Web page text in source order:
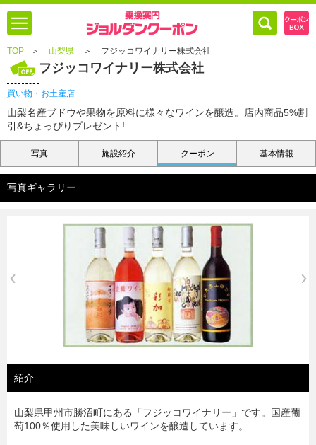
TOP ＞ 山梨県 ＞ フジッコワイナリー株式会社
フジッコワイナリー株式会社
買い物・お土産店
山梨名産ブドウや果物を原料に様々なワインを醸造。店内商品5%割
引&ちょっぴりプレゼント!
写真 施設紹介 クーポン 基本情報
写真ギャラリー
紹介
山梨県甲州市勝沼町にある「フジッコワイナリー」です。国産葡
萄100％使用した美味しいワインを醸造しています。